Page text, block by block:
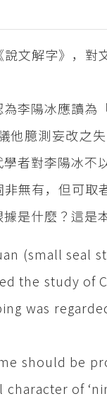
文解字》，
李陽冰應讀為
他臆測妄改之
者對李陽冰不
無有，但可
是什麼？這是
(small seal
the study of
was
should be
of